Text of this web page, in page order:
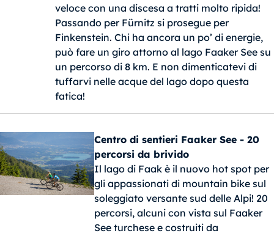
veloce con una discesa a tratti molto ripida!
Passando per Fürnitz si prosegue per
Finkenstein. Chi ha ancora un po’ di energie,
può fare un giro attorno al lago Faaker See su
un percorso di 8 km. E non dimenticatevi di
tuffarvi nelle acque del lago dopo questa
fatica!
Centro di sentieri Faaker See - 20
percorsi da brivido
Il lago di Faak è il nuovo hot spot per
gli appassionati di mountain bike sul
soleggiato versante sud delle Alpi! 20
percorsi, alcuni con vista sul Faaker
See turchese e costruiti da